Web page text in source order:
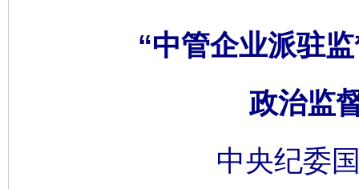
“中管企业派驻
政治监
中央纪委